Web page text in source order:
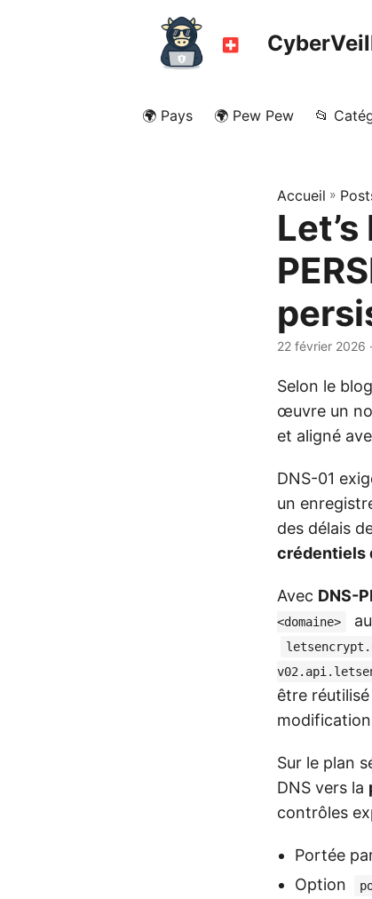
🌍 Pays 🌍 Pew Pew 📂
Accueil »
22 février 2026
Selon le
œuvre un
et aligné
DNS-01
un
des délais
crédentiels
Avec DNS-
<domaine>
être
Sur le plan
DNS vers la
contrôles
Portée
Option